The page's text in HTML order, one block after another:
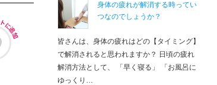
身体の疲れが解消する時ってい
つなのでしょうか？
皆さんは、身体の疲れはどの【タイミング】
で解消されると思われますか？ 日頃の疲れ
解消方法として、 「早く寝る」 「お風呂に
ゆっくり…